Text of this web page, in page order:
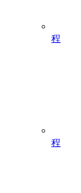
程
程